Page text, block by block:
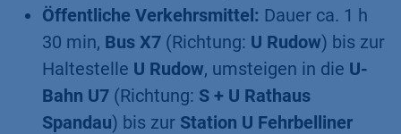
Öffentliche Verkehrsmittel: Dauer ca. 1 h
30 min, Bus X7 (Richtung: U Rudow) bis zur
Haltestelle U Rudow, umsteigen in die U-
Bahn U7 (Richtung: S + U Rathaus
Spandau) bis zur Station U Fehrbelliner